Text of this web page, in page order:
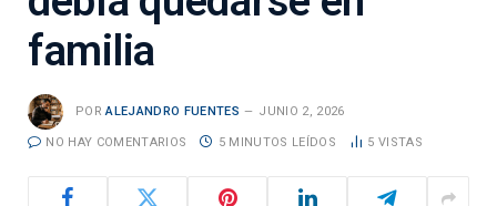
familia
POR ALEJANDRO FUENTES JUNIO 2, 2026
NO HAY COMENTARIOS 5 MINUTOS LEÍDOS 5 VISTAS